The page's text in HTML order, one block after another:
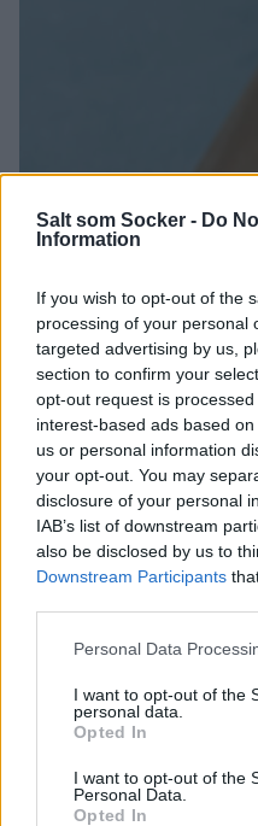
Salt som Socker - Do
Information
If you wish to opt-out of the
processing of your personal
targeted advertising by us,
section to confirm your
opt-out request is
interest-based ads based
us or personal information
your opt-out. You may
disclosure of your personal
IAB’s list of downstream
also be disclosed by us to
Downstream Participants
Personal Data
I want to opt-out of the
personal data.
Opted In
I want to opt-out of the
Personal Data.
Opted In